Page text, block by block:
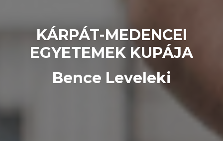
KÁRPÁT-MEDENCEI
EGYETEMEK KUPÁJA
Bence Leveleki